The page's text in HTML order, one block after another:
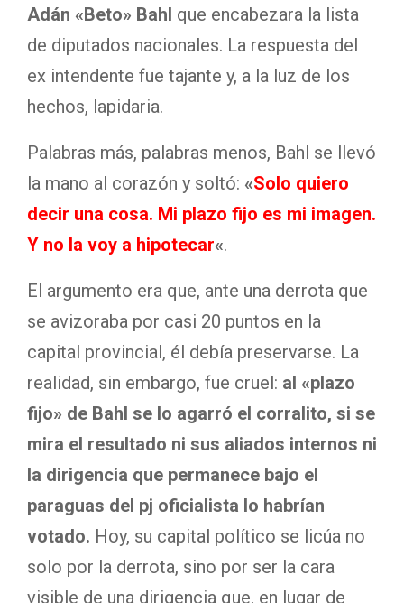
Adán «Beto» Bahl que encabezara la lista
de diputados nacionales. La respuesta del
ex intendente fue tajante y, a la luz de los
hechos, lapidaria.
Palabras más, palabras menos, Bahl se llevó
la mano al corazón y soltó: «Solo quiero
decir una cosa. Mi plazo fijo es mi imagen.
Y no la voy a hipotecar«.
El argumento era que, ante una derrota que
se avizoraba por casi 20 puntos en la
capital provincial, él debía preservarse. La
realidad, sin embargo, fue cruel: al «plazo
fijo» de Bahl se lo agarró el corralito, si se
mira el resultado ni sus aliados internos ni
la dirigencia que permanece bajo el
paraguas del pj oficialista lo habrían
votado. Hoy, su capital político se licúa no
solo por la derrota, sino por ser la cara
visible de una dirigencia que, en lugar de